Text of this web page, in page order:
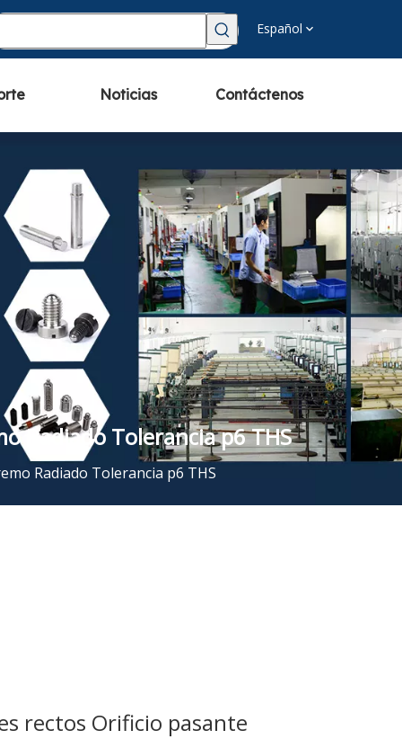
Español
Noticias Contáctenos
Radiado Tolerancia p6 THS
Radiado Tolerancia p6 THS
rectos Orificio pasante